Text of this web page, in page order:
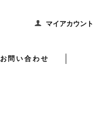
マイアカウント
お問い合わせ